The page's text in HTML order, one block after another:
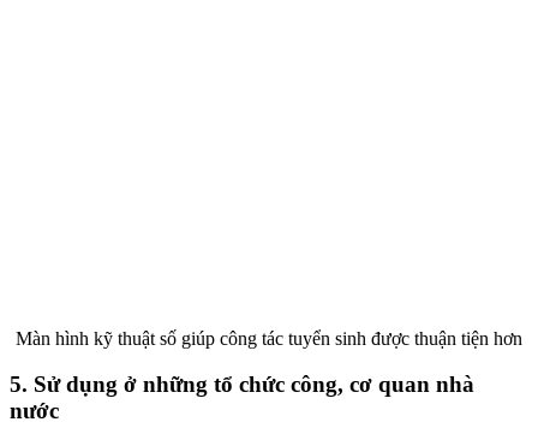
Màn hình kỹ thuật số giúp công tác tuyển sinh được thuận tiện hơn
5. Sử dụng ở những tổ chức công, cơ quan nhà
nước